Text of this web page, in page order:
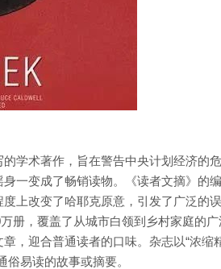
学术著作，旨在警告中央计划经济的
一变成了畅销读物。《读者文摘》的
上改变了哈耶克原意，引发了广泛的
册，覆盖了从城市白领到乡村家庭的
，迎合普通读者的口味。杂志以“浓缩
俗易读的故事或摘要。